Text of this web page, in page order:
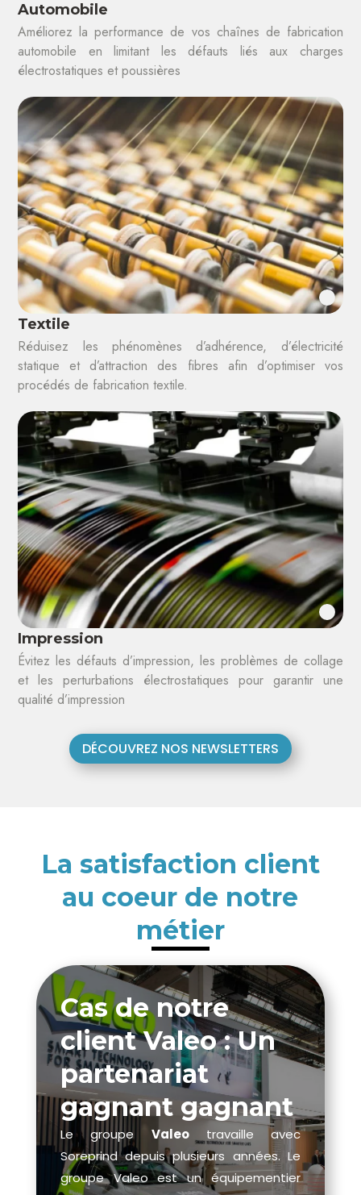
Automobile
Améliorez la performance de vos chaînes de fabrication
automobile en limitant les défauts liés aux charges
électrostatiques et poussières
Textile
Réduisez les phénomènes d’adhérence, d’électricité
statique et d’attraction des fibres afin d’optimiser vos
procédés de fabrication textile.
Impression
Évitez les défauts d’impression, les problèmes de collage
et les perturbations électrostatiques pour garantir une
qualité d’impression
DÉCOUVREZ NOS NEWSLETTERS
La satisfaction client
au coeur de notre
métier
Cas de notre
client Valeo : Un
partenariat
gagnant gagnant
Le groupe Valeotravaille avec
Soreprind depuis plusieurs années. Le
groupe Valeo est un équipementier